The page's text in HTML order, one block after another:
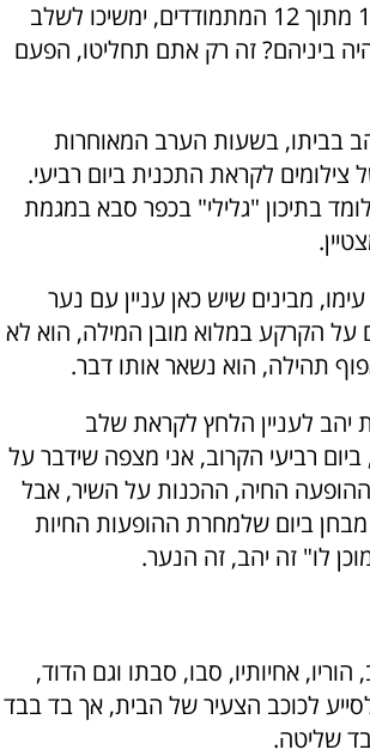
ביום רביעי, רק 11 מתוך 12 המתמודדים, ימשיכו לשלב
ביניהם? זה רק אתם תחליטו, הפעם
בביתו, בשעות הערב המאוחרות
צילומים לקראת התכנית ביום רביעי.
15 חצי, לומד בתיכון "גלילי" בכפר סבא במגמת
מבינים שיש כאן עניין עם נער
על הקרקע במלוא מובן המילה, הוא לא
תהילה, הוא נשאר אותו דבר.
יהב לעניין הלחץ לקראת שלב
רביעי הקרוב, אני מצפה שידבר על
החיה, ההכנות על השיר, אבל
מבחן ביום שלמחרת ההופעות החיות
לו" זה יהב, זה הנער.
אחיותיו, סבו, סבתו וגם הדוד,
לכוכב הצעיר של הבית, אך בד בבד
שליטה.